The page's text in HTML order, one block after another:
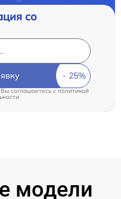
со
соглашаетесь cполитикой
модели